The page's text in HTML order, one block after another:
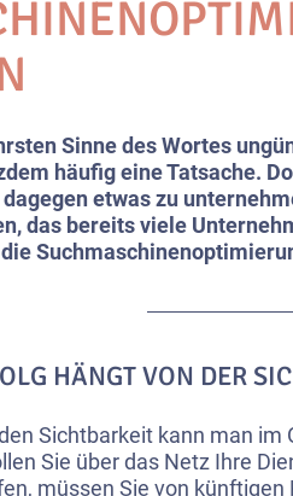
Sinne des Wortes
häufig eine Tatsache.
etwas zu
das bereits viele
HÄNGT VON DER
Sichtbarkeit kann man im
Sie über das Netz Ihre
müssen Sie von künftigen